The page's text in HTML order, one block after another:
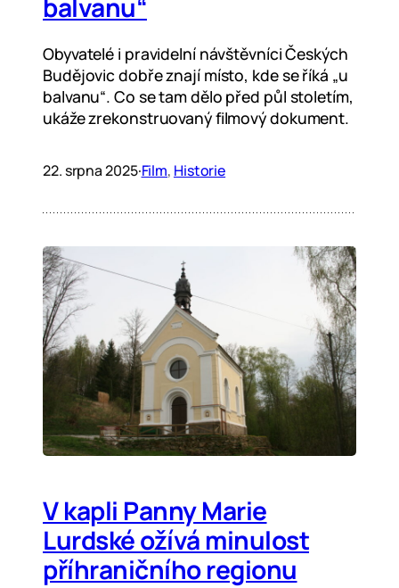
balvanu“
Obyvatelé i pravidelní návštěvníci Českých
Budějovic dobře znají místo, kde se říká „u
balvanu“. Co se tam dělo před půl stoletím,
ukáže zrekonstruovaný filmový dokument.
22. srpna 2025·Film, Historie
V kapli Panny Marie
Lurdské ožívá minulost
příhraničního regionu